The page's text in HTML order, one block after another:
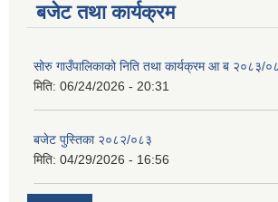
बजेट तथा कार्यक्रम
सोरु गाउँपालिकाको निति तथा कार्यक्रम आ ब २०८३/
मिति: 06/24/2026 - 20:31
बजेट पुस्तिका २०८२/०८३
मिति: 04/29/2026 - 16:56